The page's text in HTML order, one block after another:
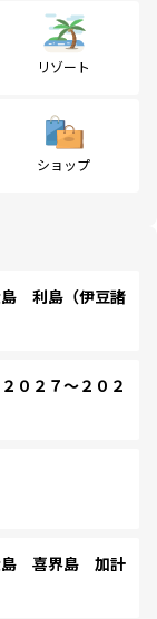
リゾート
ショップ
利島（伊豆諸
２７～２０２
島 喜界島 加計